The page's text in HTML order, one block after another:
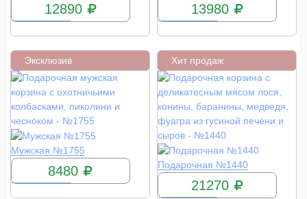
12890
13980
Эксклюзив
Мужская №1755
КУПИТЬ
8480
Хит продаж
Подарочная №1440
КУПИТЬ
21270